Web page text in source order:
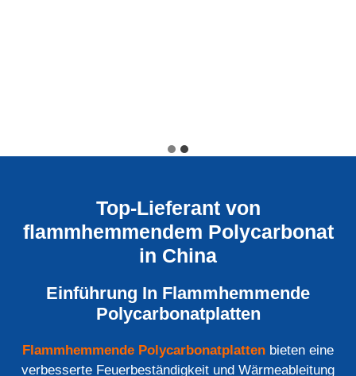
Top-Lieferant von
flammhemmendem Polycarbonat
in China
Einführung In Flammhemmende
Polycarbonatplatten
Flammhemmende Polycarbonatplatten bieten eine
verbesserte Feuerbeständigkeit und Wärmeableitung